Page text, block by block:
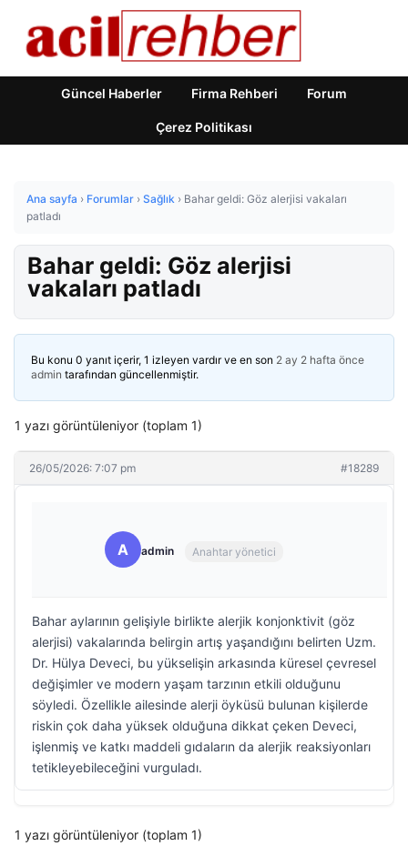
Güncel Haberler Firma Rehberi Forum
Çerez Politikası
Ana sayfa › Forumlar › Sağlık › Bahar geldi: Göz alerjisi vakaları
patladı
Bahar geldi: Göz alerjisi
vakaları patladı
Bu konu 0 yanıt içerir, 1 izleyen vardır ve en son 2 ay 2 hafta önce
admin tarafından güncellenmiştir.
1 yazı görüntüleniyor (toplam 1)
26/05/2026: 7:07 pm #18289
A admin Anahtar yönetici
Bahar aylarının gelişiyle birlikte alerjik konjonktivit (göz
alerjisi) vakalarında belirgin artış yaşandığını belirten Uzm.
Dr. Hülya Deveci, bu yükselişin arkasında küresel çevresel
değişimler ve modern yaşam tarzının etkili olduğunu
söyledi. Özellikle ailesinde alerji öyküsü bulunan kişilerde
riskin çok daha yüksek olduğuna dikkat çeken Deveci,
işlenmiş ve katkı maddeli gıdaların da alerjik reaksiyonları
tetikleyebileceğini vurguladı.
1 yazı görüntüleniyor (toplam 1)